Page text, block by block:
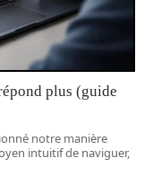
plus (guide
notre manière
intuitif de naviguer,